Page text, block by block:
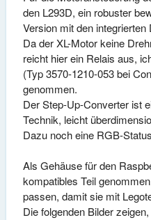
den L293D, ein robuster
Version mit den integrierten
Da der XL-Motor keine
reicht hier ein Relais aus,
(Typ 3570-1210-053 bei
genommen.
Der Step-Up-Converter ist
Technik, leicht
Dazu noch eine RGB-
Als Gehäuse für den
kompatibles Teil
passen, damit sie mit
Die folgenden Bilder